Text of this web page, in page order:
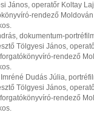
János, operatőr Koltay
rendező Moldován
dokumentum-
Tölgyesi János,
rendező
Dudás Júlia,
Tölgyesi János,
rendező